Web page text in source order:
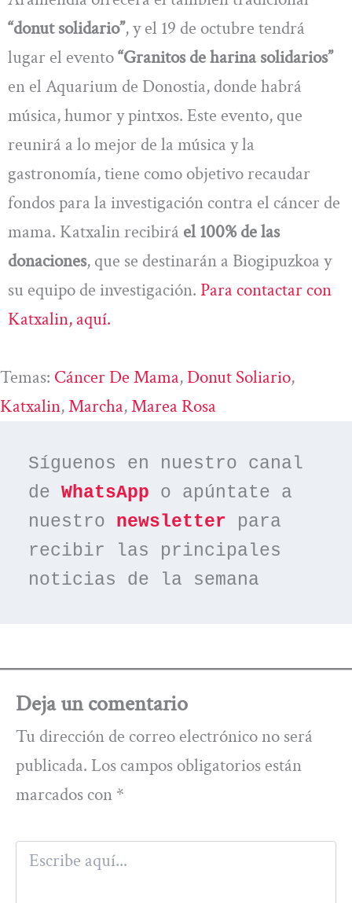
“donut solidario”, y el 19 de octubre tendrá
lugar el evento“Granitos de harina solidarios”
en el Aquarium de Donostia, donde habrá
música, humor y pintxos. Este evento, que
reunirá a lo mejor de la música y la
gastronomía, tiene como objetivo recaudar
fondos para la investigación contra el cáncer de
mama. Katxalin recibirá el 100% de las
donaciones, que se destinarán a Biogipuzkoa y
su equipo de investigación. Para contactar con
Katxalin, aquí.
Temas: Cáncer De Mama, Donut Soliario
Katxalin, Marcha, Marea Rosa
Síguenos en nuestro canal
de WhatsApp o apúntate a
nuestro newsletter para
recibir las principales
noticias de la semana
Deja un comentario
Tu dirección de correo electrónico no será
publicada. Los campos obligatorios están
marcados con *
Escribe
aquí...